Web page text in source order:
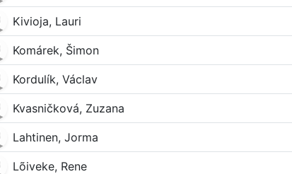
Kivioja, Lauri
Komárek, Šimon
Kordulík, Václav
Kvasničková, Zuzana
Lahtinen, Jorma
Lõiveke, Rene